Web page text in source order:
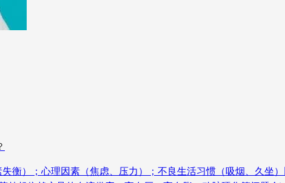
衡）；心理因素（焦虑、压力）；不良生活习惯（吸烟、久坐